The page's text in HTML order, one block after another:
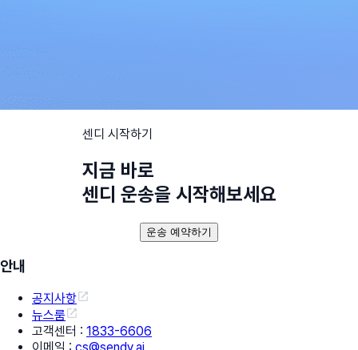
센디 시작하기
지금 바로
센디 운송을 시작해보세요
운송 예약하기
안내
공지사항
뉴스룸
고객센터 : 1833-6606